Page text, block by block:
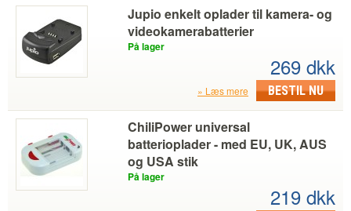
Jupio enkelt oplader til kamera- og
videokamerabatterier
På lager
269 dkk
BESTIL NU
Læs mere
ChiliPower universal
batterioplader - med EU, UK, AUS
og USA stik
På lager
219 dkk